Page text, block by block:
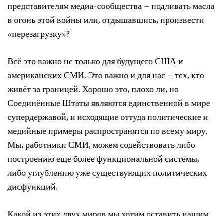
представителям медиа-сообщества – подливать масла
в огонь этой войны или, отдышавшись, произвести
«перезагрузку»?
Всё это важно не только для будущего США и
американских СМИ. Это важно и для нас – тех, кто
живёт за границей. Хорошо это, плохо ли, но
Соединённые Штаты являются единственной в мире
супердержавой, и исходящие оттуда политические и
медийные примеры распространятся по всему миру.
Мы, работники СМИ, можем содействовать либо
построению еще более функциональной системы,
либо углублению уже существующих политических
дисфункций.